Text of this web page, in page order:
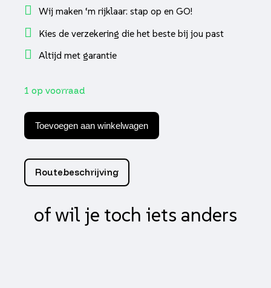
Wij maken ‘m rijklaar: stap op en GO!
Kies de verzekering die het beste bij jou past
Altijd met garantie
1 op voorraad
KOPPELING
RECHT
60
SUPERTEC
aantal
Toevoegen aan winkelwagen
Routebeschrijving
of wil je toch iets anders